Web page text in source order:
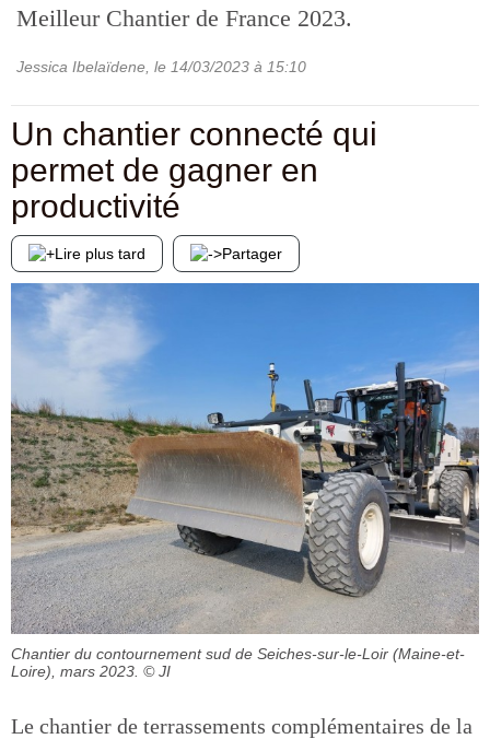
Meilleur Chantier de France 2023.
Jessica Ibelaïdene , le 14/03/2023 à 15:10
Un chantier connecté qui
permet de gagner en
productivité
Lire plus tard Partager
Chantier du contournement sud de Seiches-sur-le-Loir (Maine-et-
Loire), mars 2023. © JI
Le chantier de terrassements complémentaires de la